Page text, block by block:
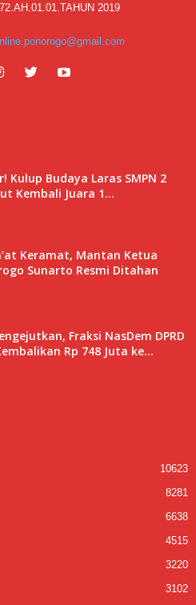
2019
Kulup Budaya Laras SMPN 2
Kembali Juara 1...
Keramat, Mantan Ketua
Sunarto Resmi Ditahan
Fraksi NasDem DPRD
Rp 748 Juta ke...
10623
8281
6638
4515
3220
3102